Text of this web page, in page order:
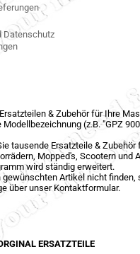
Datenschutz
& Zubehör für Ihre
Modellbezeichnung (z.B. "GPZ
tausende Ersatzteile &
Mopped's, Scootern und
wird ständig erweitert.
gewünschten Artikel nicht finden,
über unser Kontaktformular.
ERSATZTEILE